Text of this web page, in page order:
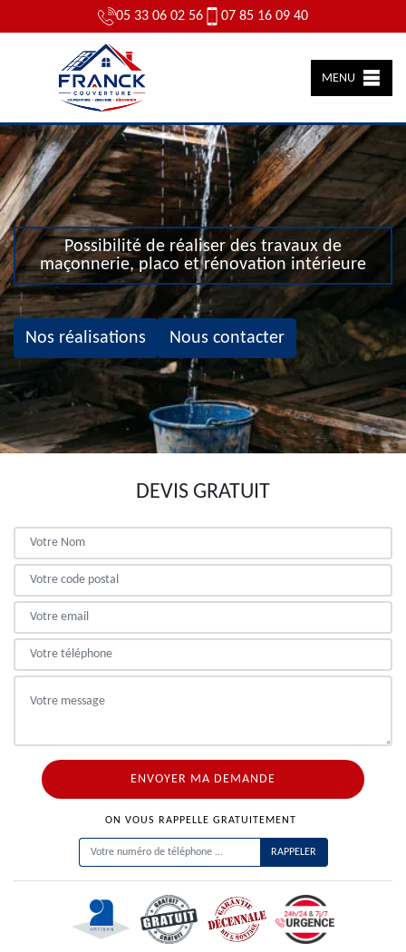
05 33 06 02 56 07 85 16 09 40
MENU
Possibilité de réaliser des travaux de
maçonnerie, placo et rénovation intérieure
Nos réalisations Nous contacter
DEVIS GRATUIT
ON VOUS RAPPELLE GRATUITEMENT